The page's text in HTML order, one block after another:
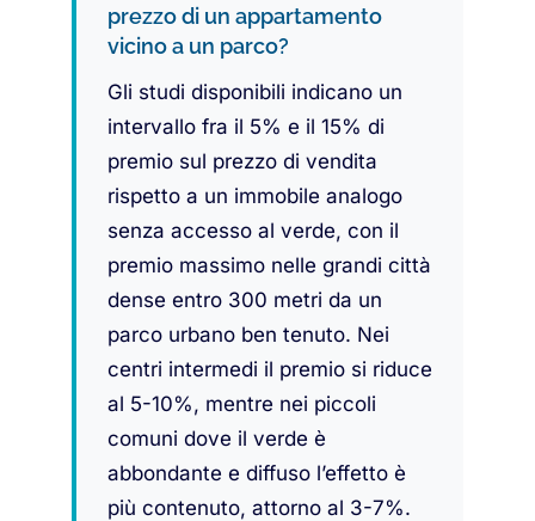
prezzo di un appartamento
vicino a un parco?
Gli studi disponibili indicano un
intervallo fra il 5% e il 15% di
premio sul prezzo di vendita
rispetto a un immobile analogo
senza accesso al verde, con il
premio massimo nelle grandi città
dense entro 300 metri da un
parco urbano ben tenuto. Nei
centri intermedi il premio si riduce
al 5-10%, mentre nei piccoli
comuni dove il verde è
abbondante e diffuso l’effetto è
più contenuto, attorno al 3-7%.